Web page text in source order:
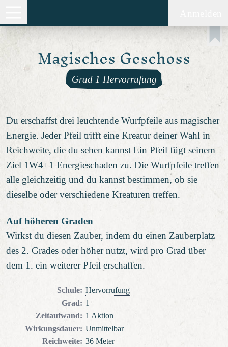
Magisches Geschoss
Grad 1 Hervorrufung
Du erschaffst drei leuchtende Wurfpfeile aus magischer
Energie. Jeder Pfeil trifft eine Kreatur deiner Wahl in
Reichweite, die du sehen kannst Ein Pfeil fügt seinem
Ziel 1W4+1 Energieschaden zu. Die Wurfpfeile treffen
alle gleichzeitig und du kannst bestimmen, ob sie
dieselbe oder verschiedene Kreaturen treffen.
Auf höheren Graden
Wirkst du diesen Zauber, indem du einen Zauberplatz
des 2. Grades oder höher nutzt, wird pro Grad über
dem 1. ein weiterer Pfeil erschaffen.
Schule: Hervorrufung
Grad: 1
Zeitaufwand: 1 Aktion
Wirkungsdauer: Unmittelbar
Reichweite: 36 Meter